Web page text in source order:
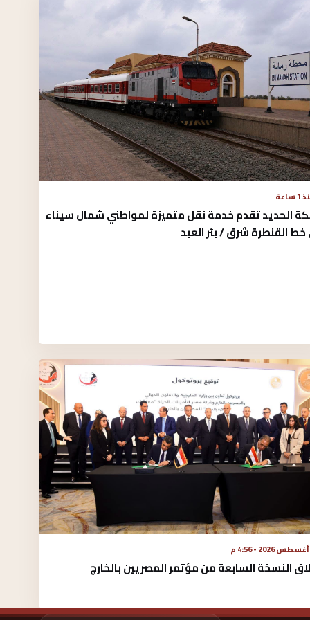
الحديد تقدم خدمة نقل متميزة لمواطني شمال سيناء
القنطرة شرق / بئر العبد
النسخة السابعة من مؤتمر المصريين بالخارج